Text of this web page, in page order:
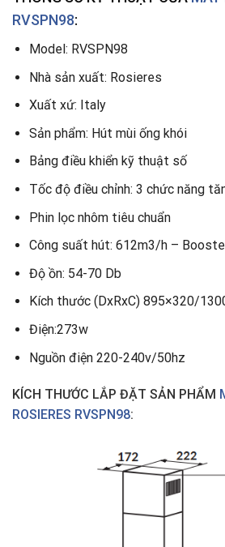
RVSPN98:
Model: RVSPN98
Nhà sản xuất: Rosieres
Xuất xứ: Italy
Sản phẩm: Hút mùi ống khói
Bảng điều khiển kỹ thuật số
Tốc độ điều chỉnh: 3 chức năng
Phin lọc nhôm tiêu chuẩn
Công suất hút: 612m3/h –
Độ ồn: 54-70 Db
Kích thước (DxRxC) 895×320/
Điện:273w
Nguồn điện 220-240v/50hz
KÍCH THƯỚC LẮP ĐẶT SẢN PHẨM
ROSIERES RVSPN98: